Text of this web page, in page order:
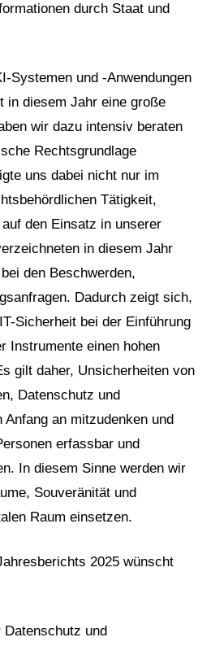
durch Staat und
Systemen und -Anwendungen
in diesem Jahr eine große
wir dazu intensiv beraten
Rechtsgrundlage
uns dabei nicht nur im
Tätigkeit,
den Einsatz in unserer
in diesem Jahr
den Beschwerden,
Dadurch zeigt sich,
Sicherheit bei der Einführung
Instrumente einen hohen
gilt daher, Unsicherheiten von
Datenschutz und
Anfang an mitzudenken und
erfassbar und
In diesem Sinne werden wir
Souveränität und
Raum einsetzen.
2025 wünscht
und